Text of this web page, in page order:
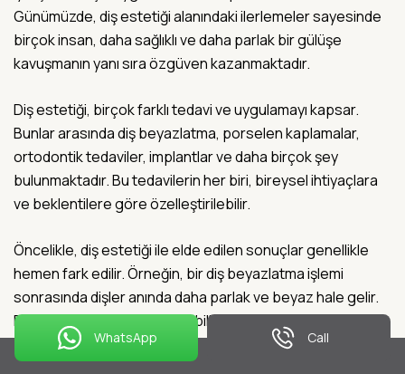
WhatsApp Call
Günümüzde, diş estetiği alanındaki ilerlemeler sayesinde
birçok insan, daha sağlıklı ve daha parlak bir gülüşe
kavuşmanın yanı sıra özgüven kazanmaktadır.
Diş estetiği, birçok farklı tedavi ve uygulamayı kapsar.
Bunlar arasında diş beyazlatma, porselen kaplamalar,
ortodontik tedaviler, implantlar ve daha birçok şey
bulunmaktadır. Bu tedavilerin her biri, bireysel ihtiyaçlara
ve beklentilere göre özelleştirilebilir.
Öncelikle, diş estetiği ile elde edilen sonuçlar genellikle
hemen fark edilir. Örneğin, bir diş beyazlatma işlemi
sonrasında dişler anında daha parlak ve beyaz hale gelir.
Bu, bireyin özgüvenini artırabilir ve sosyal etkileşimlerde
daha rahat hissetmesine yardımcı olabilir.